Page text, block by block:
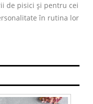
de pisici și pentru cei
în rutina lor